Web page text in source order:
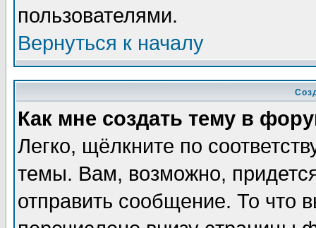
пользователями.
Вернуться к началу
Как мне создать тему в
Легко, щёлкните по
темы. Вам, возможно,
отправить сообщение. То что